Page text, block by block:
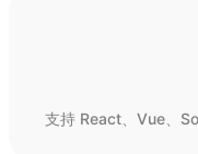
支持 React、Vue、